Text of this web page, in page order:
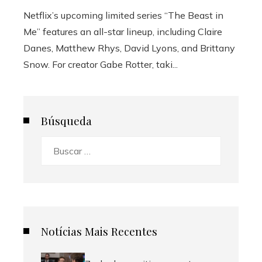
Netflix’s upcoming limited series “The Beast in
Me” features an all-star lineup, including Claire
Danes, Matthew Rhys, David Lyons, and Brittany
Snow. For creator Gabe Rotter, taki...
Búsqueda
Notícias Mais Recentes